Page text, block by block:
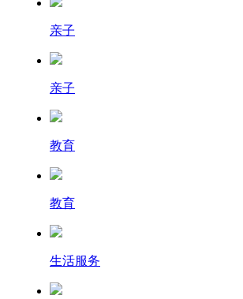
亲子
亲子
教育
教育
生活服务